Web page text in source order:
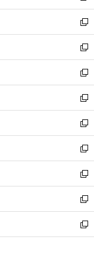
開
く
ウ
で
開
く
ン
ド
ウ
で
開
く
し
い
ウ
ィ
ン
ド
ウ
で
開
く
新
し
い
ウ
ィ
ン
ド
ウ
で
開
く
新
し
い
ウ
ィ
ン
ド
ウ
で
開
く
新
し
い
ウ
ィ
ン
ド
ウ
で
開
く
新
し
い
ウ
ィ
ン
ド
ウ
で
開
く
新
し
い
ウ
ィ
ン
ド
ウ
で
開
新
し
い
ウ
ィ
ン
ド
ウ
新
し
い
ウ
ィ
ン
新
し
い
ウ
新
し